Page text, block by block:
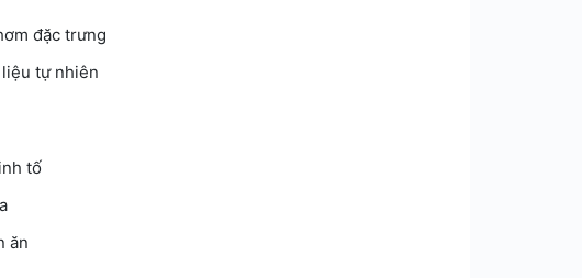
đặc trưng
tự nhiên
tố
ăn